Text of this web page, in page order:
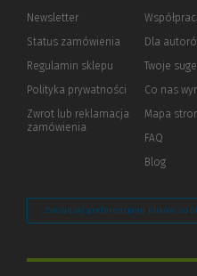
Newsletter
Status zamówienia
Regulamin sklepu
Polityka prywatności (Nowe
(Link
innej
Zwrot lub reklamacja
zamówienia
Dla
Twoje
Co nas
Mapa
FAQ
Blog
Zarządzaj preferencjami plików